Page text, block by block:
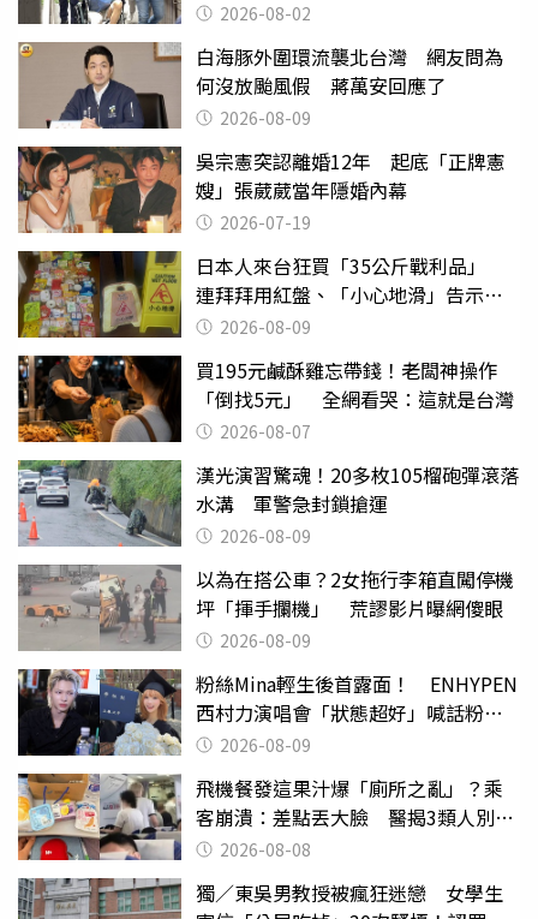
2026-08-02
白海豚外圍環流襲北台灣 網友問為
何沒放颱風假 蔣萬安回應了
2026-08-09
吳宗憲突認離婚12年 起底「正牌憲
嫂」張葳葳當年隱婚內幕
2026-07-19
日本人來台狂買「35公斤戰利品」
連拜拜用紅盤、「小心地滑」告示牌
也帶回家
2026-08-09
買195元鹹酥雞忘帶錢！老闆神操作
「倒找5元」 全網看哭：這就是台灣
2026-08-07
漢光演習驚魂！20多枚105榴砲彈滾落
水溝 軍警急封鎖搶運
2026-08-09
以為在搭公車？2女拖行李箱直闖停機
坪「揮手攔機」 荒謬影片曝網傻眼
2026-08-09
粉絲Mina輕生後首露面！ ENHYPEN
西村力演唱會「狀態超好」喊話粉
絲：我們心意相通
2026-08-09
飛機餐發這果汁爆「廁所之亂」？乘
客崩潰：差點丟大臉 醫揭3類人別亂
喝 2026-08-08
獨／東吳男教授被瘋狂迷戀 女學生